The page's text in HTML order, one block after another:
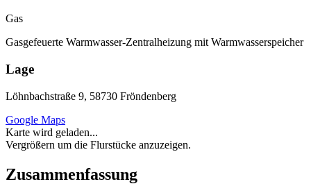
Gas
Gasgefeuerte Warmwasser-Zentralheizung mit Warmwasserspeicher
Lage
Löhnbachstraße 9, 58730 Fröndenberg
Google Maps
Karte wird geladen...
Vergrößern um die Flurstücke anzuzeigen.
Zusammenfassung